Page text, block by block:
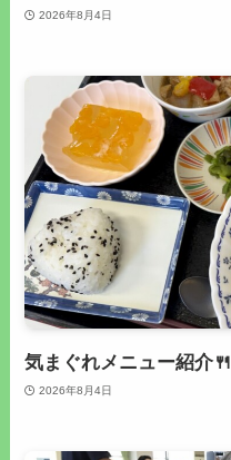
2026年8月4日
気まぐれメニュー紹介🍴
2026年8月4日